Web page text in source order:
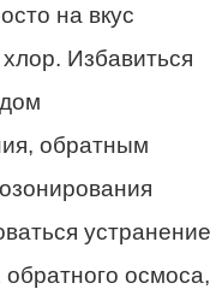
на вкус
Избавиться
обратным
устранение
осмоса,